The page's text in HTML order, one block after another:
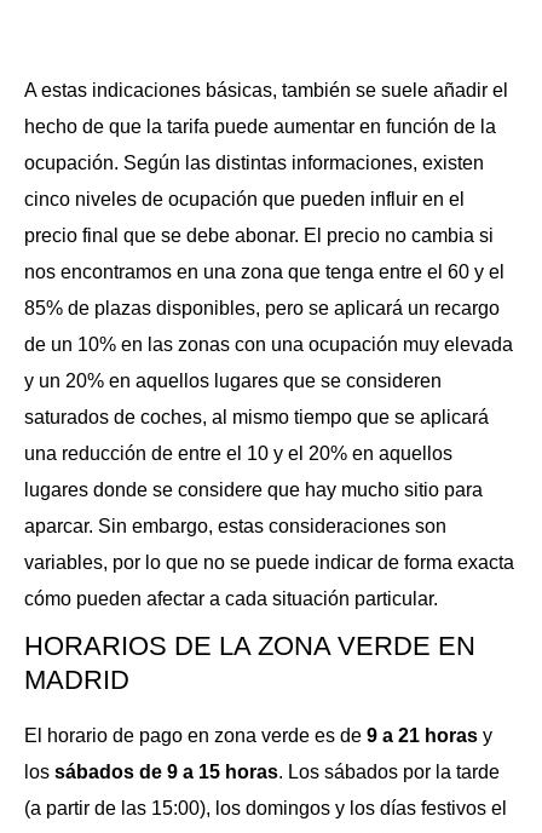
A estas indicaciones básicas, también se suele añadir el
hecho de que la tarifa puede aumentar en función de la
ocupación. Según las distintas informaciones, existen
cinco niveles de ocupación que pueden influir en el
precio final que se debe abonar. El precio no cambia si
nos encontramos en una zona que tenga entre el 60 y el
85% de plazas disponibles, pero se aplicará un recargo
de un 10% en las zonas con una ocupación muy elevada
y un 20% en aquellos lugares que se consideren
saturados de coches, al mismo tiempo que se aplicará
una reducción de entre el 10 y el 20% en aquellos
lugares donde se considere que hay mucho sitio para
aparcar. Sin embargo, estas consideraciones son
variables, por lo que no se puede indicar de forma exacta
cómo pueden afectar a cada situación particular.
HORARIOS DE LA ZONA VERDE EN
MADRID
El horario de pago en zona verde es de 9 a 21 horas y
los sábados de 9 a 15 horas. Los sábados por la tarde
(a partir de las 15:00), los domingos y los días festivos el